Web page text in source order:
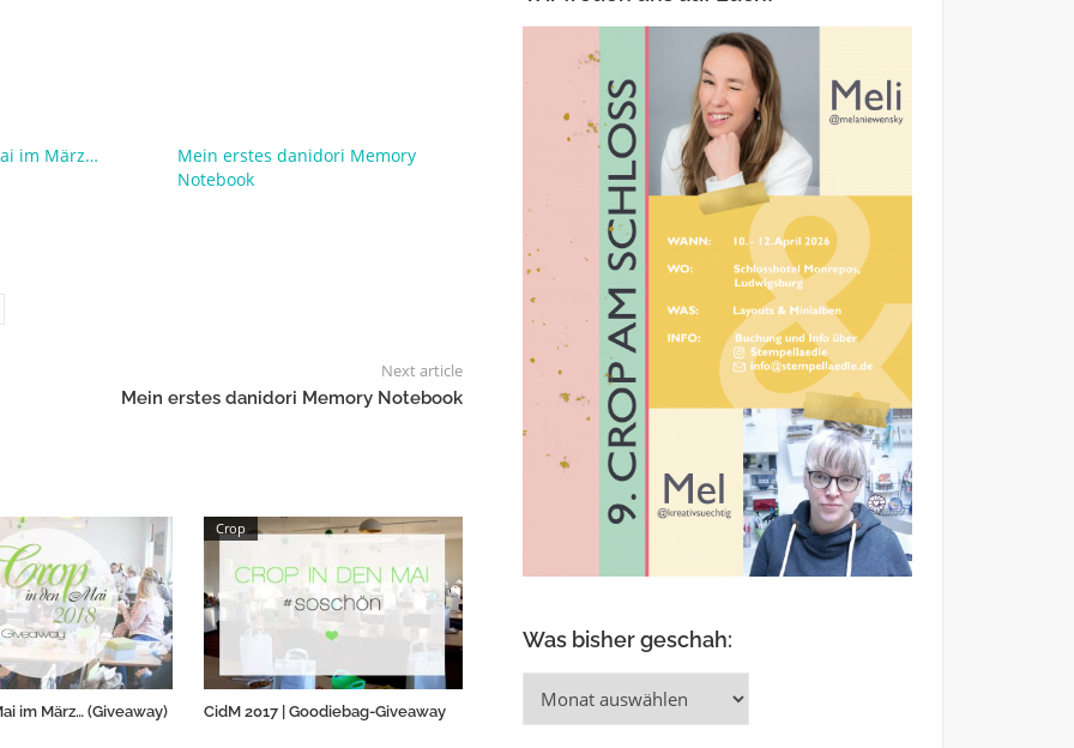
im März…
Mein erstes danidori Memory
Notebook
Next article
Mein erstes danidori Memory Notebook
im März… (Giveaway)
Crop
CidM 2017 | Goodiebag-Giveaway
Was bisher geschah: